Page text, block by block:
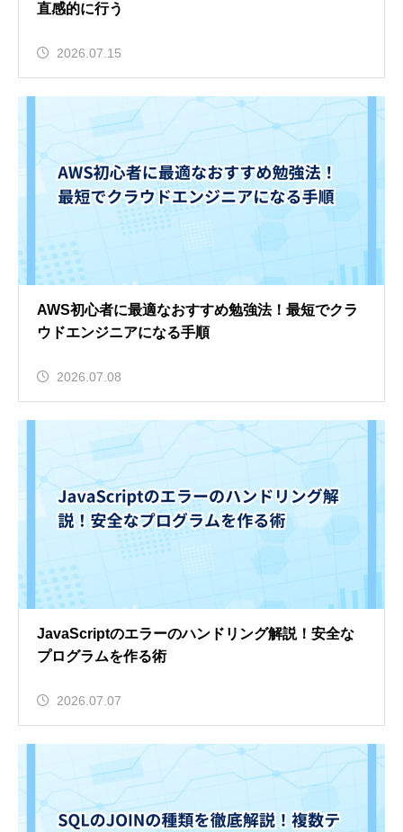
直感的に行う
2026.07.15
AWS初心者に最適なおすすめ勉強法！最短でクラ
ウドエンジニアになる手順
2026.07.08
JavaScriptのエラーのハンドリング解説！安全な
プログラムを作る術
2026.07.07